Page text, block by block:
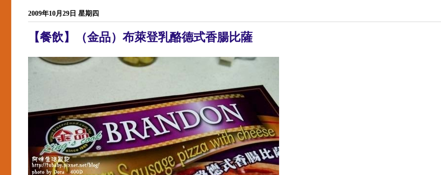
2009年10月29日 星期四
【餐飲】（金品）布萊登乳酪德式香腸比薩